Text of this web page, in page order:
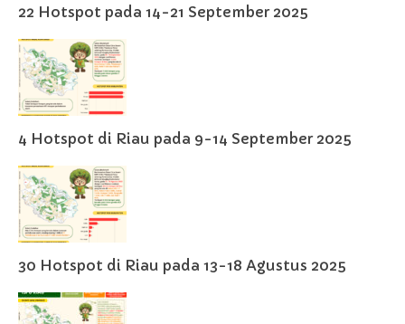
22 Hotspot pada 14-21 September 2025
4 Hotspot di Riau pada 9-14 September 2025
30 Hotspot di Riau pada 13-18 Agustus 2025